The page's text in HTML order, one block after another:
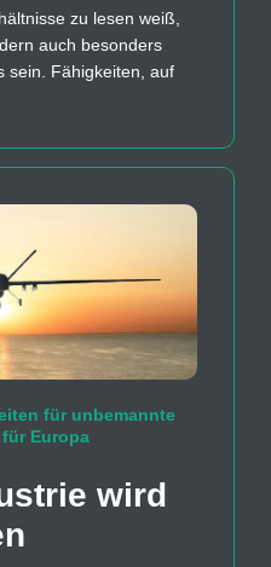
zu lesen weiß,
auch besonders
sein. Fähigkeiten, auf
für unbemannte
Europa
wird